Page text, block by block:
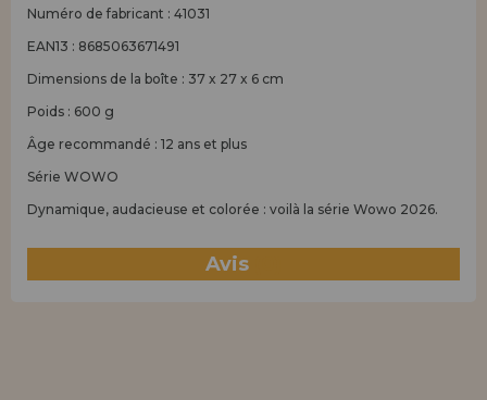
Numéro de fabricant : 41031
EAN13 : 8685063671491
Dimensions de la boîte : 37 x 27 x 6 cm
Poids : 600 g
Âge recommandé : 12 ans et plus
Série WOWO
Dynamique, audacieuse et colorée : voilà la série Wowo 2026.
Avis